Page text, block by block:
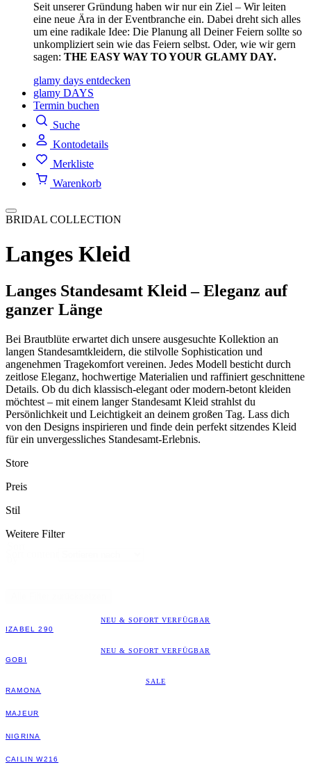
Seit unserer Gründung haben wir nur ein Ziel – Wir leiten
eine neue Ära in der Eventbranche ein. Dabei dreht sich alles
um eine radikale Idee: Die Planung all Deiner Feiern sollte so
unkompliziert sein wie das Feiern selbst. Oder, wie wir gern
sagen: THE EASY WAY TO YOUR GLAMY DAY.
glamy days entdecken
glamy DAYS
Termin buchen
Suche
Kontodetails
Merkliste
Warenkorb
BRIDAL COLLECTION
Langes Kleid
Langes Standesamt Kleid – Eleganz auf
ganzer Länge
Bei Brautblüte erwartet dich unsere ausgesuchte Kollektion an
langen Standesamtkleidern, die stilvolle Sophistication und
angenehmen Tragekomfort vereinen. Jedes Modell besticht durch
zeitlose Eleganz, hochwertige Materialien und raffiniert geschnittene
Details. Ob du dich klassisch-elegant oder modern-betont kleiden
möchtest – mit einem langer Standesamt Kleid strahlst du
Persönlichkeit und Leichtigkeit an deinem großen Tag. Lass dich
von den Designs inspirieren und finde dein perfekt sitzendes Kleid
für ein unvergessliches Standesamt-Erlebnis.
Store
Preis
Stil
Weitere Filter
NEU & SOFORT VERFÜGBAR
IZABEL 290
NEU & SOFORT VERFÜGBAR
GOBI
SALE
RAMONA
MAJEUR
NIGRINA
CAILIN W216